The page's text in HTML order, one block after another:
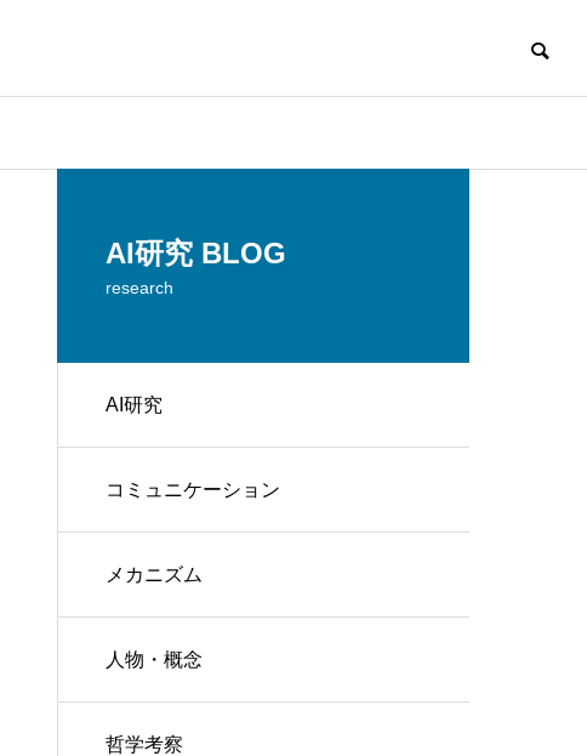
AI研究 BLOG
research
AI研究
コミュニケーション
メカニズム
人物・概念
哲学考察